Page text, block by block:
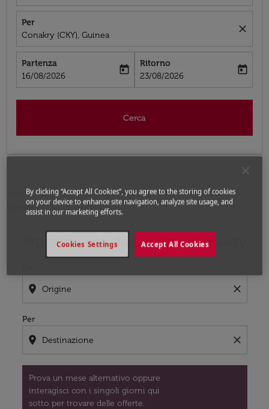
Per
Conakry (CKY), Guinea
close
Partenza
fc-booking-departure-date-aria-label
16/08/2026
today
Ritorno
fc-booking-return-date-aria-label
23/08/2026
today
Cerca
Home Voli Voli per Guinea
Voli Londra -
Conakry
Prossimo voli da Londra a Conakry
location_on close
Per
location_on close
Prova un mese alternativo oppure
interagisci con i singoli giorni qui
sotto per trovare delle offerte.
Prova un mese alternativo oppure interagisci con i
By clicking “Accept All Cookies”, you agree to the storing of cookies
on your device to enhance site navigation, analyze site usage, and
assist in our marketing efforts.
Accept All Cookies
Cookies Settings